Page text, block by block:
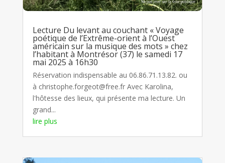
Lecture Du levant au couchant « Voyage
poétique de l’Extrême-orient à l’Ouest
américain sur la musique des mots » chez
l’habitant à Montrésor (37) le samedi 17
mai 2025 à 16h30
Réservation indispensable au 06.86.71.13.82. ou
à christophe.forgeot@free.fr Avec Karolina,
l'hôtesse des lieux, qui présente ma lecture. Un
grand...
lire plus